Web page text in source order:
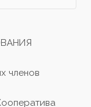
членов